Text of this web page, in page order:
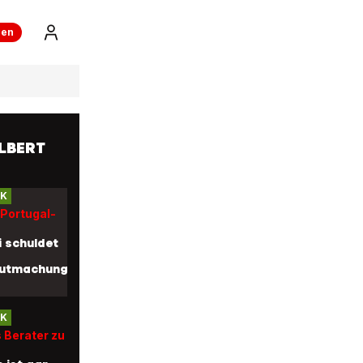
schuldet
Berater zu